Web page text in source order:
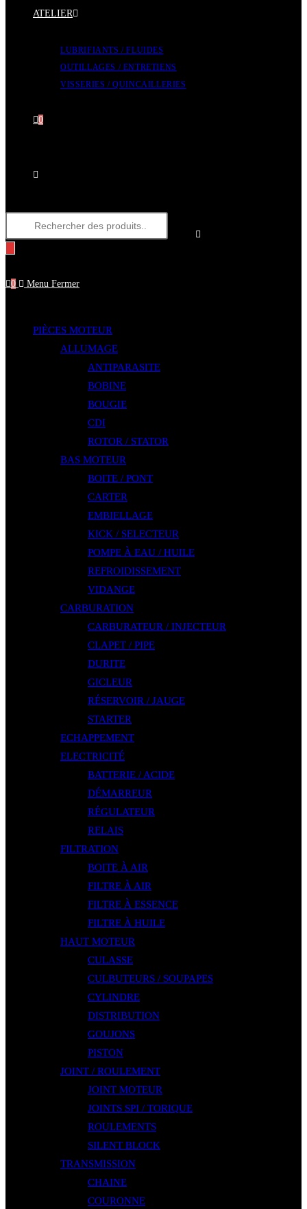
ATELIER
LUBRIFIANTS / FLUIDES
OUTILLAGES / ENTRETIENS
VISSERIES / QUINCAILLERIES
0
Toggle
website
search
Recherche
de
produits
0 Menu Fermer
PIÈCES MOTEUR
ALLUMAGE
ANTIPARASITE
BOBINE
BOUGIE
CDI
ROTOR / STATOR
BAS MOTEUR
BOITE / PONT
CARTER
EMBIELLAGE
KICK / SELECTEUR
POMPE À EAU / HUILE
REFROIDISSEMENT
VIDANGE
CARBURATION
CARBURATEUR / INJECTEUR
CLAPET / PIPE
DURITE
GICLEUR
RÉSERVOIR / JAUGE
STARTER
ECHAPPEMENT
ELECTRICITÉ
BATTERIE / ACIDE
DÉMARREUR
RÉGULATEUR
RELAIS
FILTRATION
BOITE À AIR
FILTRE À AIR
FILTRE À ESSENCE
FILTRE À HUILE
HAUT MOTEUR
CULASSE
CULBUTEURS / SOUPAPES
CYLINDRE
DISTRIBUTION
GOUJONS
PISTON
JOINT / ROULEMENT
JOINT MOTEUR
JOINTS SPI / TORIQUE
ROULEMENTS
SILENT BLOCK
TRANSMISSION
CHAINE
COURONNE